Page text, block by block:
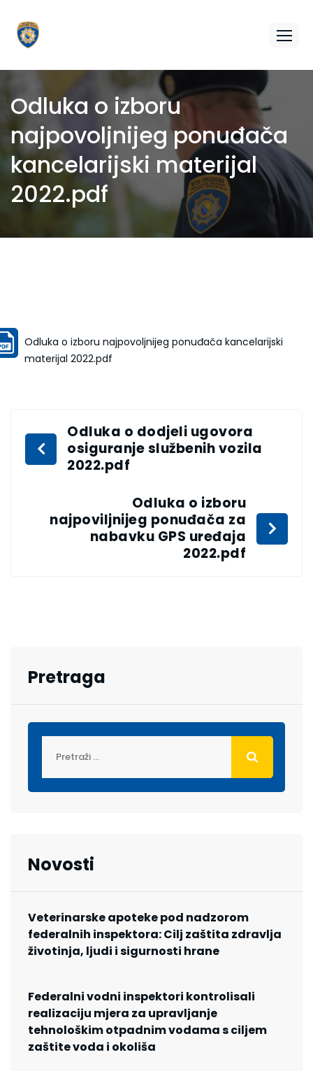
Odluka o izboru
najpovoljnijeg ponuđača
kancelarijski materijal
2022.pdf
Odluka o izboru najpovoljnijeg ponuđača kancelarijski
materijal 2022.pdf
Odluka o dodjeli ugovora
osiguranje službenih vozila
2022.pdf
Odluka o izboru
najpoviljnijeg ponuđača za
nabavku GPS uređaja
2022.pdf
Pretraga
Novosti
Veterinarske apoteke pod nadzorom
federalnih inspektora: Cilj zaštita zdravlja
životinja, ljudi i sigurnosti hrane
Federalni vodni inspektori kontrolisali
realizaciju mjera za upravljanje
tehnološkim otpadnim vodama s ciljem
zaštite voda i okoliša